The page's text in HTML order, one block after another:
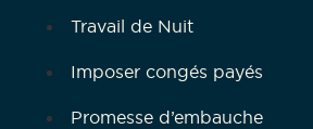
Travail de Nuit
Imposer congés payés
Promesse d’embauche